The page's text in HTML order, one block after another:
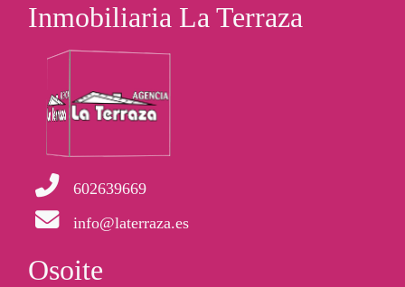
Inmobiliaria La Terraza
602639669
info@laterraza.es
Osoite